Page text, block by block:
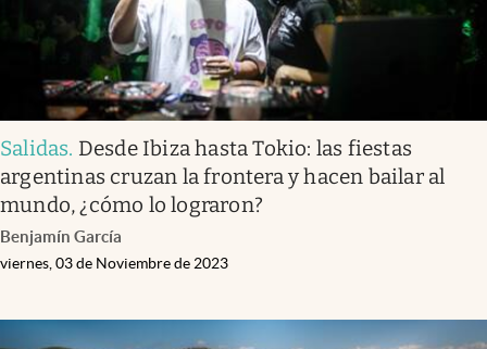
Salidas. Desde Ibiza hasta Tokio: las fiestas
argentinas cruzan la frontera y hacen bailar al
mundo, ¿cómo lo lograron?
Benjamín García
viernes, 03 de Noviembre de 2023